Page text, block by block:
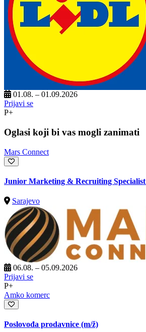
01.08. – 01.09.2026
Prijavi se
P+
Oglasi koji bi vas mogli zanimati
Mars Connect
Junior Marketing & Recruiting Specialist
Sarajevo
06.08. – 05.09.2026
Prijavi se
P+
Amko komerc
Poslovođa prodavnice (m/ž)